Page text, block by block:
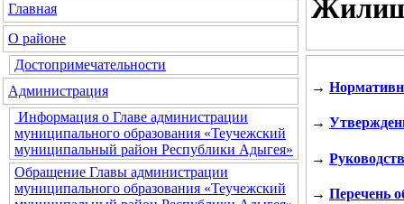
Главная
О районе
Достопримечательности
Администрация
Информация о Главе администрации
муниципального образования «Теучежский
муниципальный район Республики Адыгея»
Обращение Главы администрации
муниципального образования «Теучежский
→
→
→
→ Перечень